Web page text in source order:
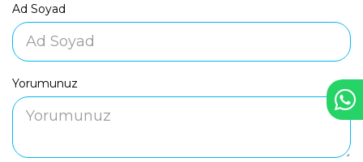
Ad Soyad
Yorumunuz